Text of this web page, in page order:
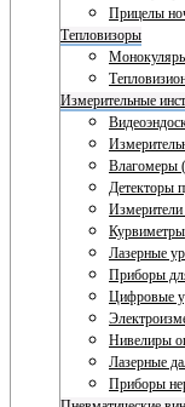
Прицелы
Тепловизоры
Измерительные
Влагомеры
Детекторы
Курвиметры
Лазерные
Приборы
Цифровые
Нивелиры
Лазерные
Приборы